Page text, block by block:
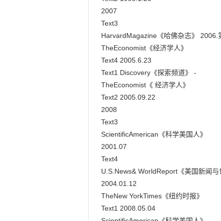
2007
Text3
HarvardMagazine《哈佛杂志》 2006.
TheEconomist《经济学人》
Text4 2005.6.23
Text1 Discovery《探索频道》 -
TheEconomist《 经济学人》
Text2 2005.09.22
2008
Text3
ScientificAmerican《科学美国人》
2001.07
Text4
U.S.News& WorldReport《美国新闻与
2004.01.12
TheNew YorkTimes《纽约时报》
Text1 2008.05.04